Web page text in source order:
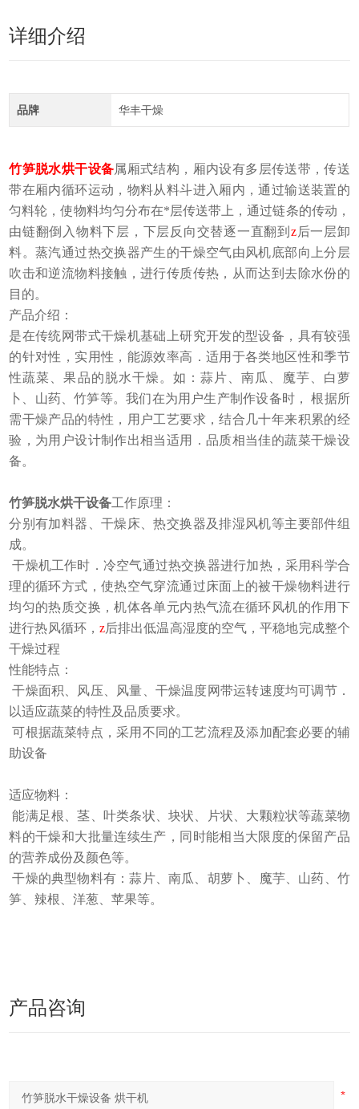
详细介绍
品牌 华丰干燥
竹笋脱水烘干设备属厢式结构，厢内设有多层传送带，传送
带在厢内循环运动，物料从料斗进入厢内，通过输送装置的
匀料轮，使物料均匀分布在*层传送带上，通过链条的传动，
由链翻倒入物料下层，下层反向交替逐一直翻到 z后一层卸
料。蒸汽通过热交换器产生的干燥空气由风机底部向上分层
吹击和逆流物料接触，进行传质传热，从而达到去除水份的
目的。
产品介绍：
是在传统网带式干燥机基础上研究开发的型设备，具有较强
的针对性，实用性，能源效率高．适用于各类地区性和季节
性蔬菜、果品的脱水干燥。如：蒜片、南瓜、魔芋、白萝
卜、山药、竹笋等。我们在为用户生产制作设备时， 根据所
需干燥产品的特性，用户工艺要求，结合几十年来积累的经
验，为用户设计制作出相当适用．品质相当佳的蔬菜干燥设
备。
竹笋脱水烘干设备工作原理：
分别有加料器、干燥床、热交换器及排湿风机等主要部件组
成。
干燥机工作时．冷空气通过热交换器进行加热，采用科学合
理的循环方式，使热空气穿流通过床面上的被干燥物料进行
均匀的热质交换，机体各单元内热气流在循环风机的作用下
进行热风循环， z后排出低温高湿度的空气，平稳地完成整个
干燥过程
性能特点：
干燥面积、风压、风量、干燥温度网带运转速度均可调节．
以适应蔬菜的特性及品质要求。
可根据蔬菜特点，采用不同的工艺流程及添加配套必要的辅
助设备
适应物料：
能满足根、茎、叶类条状、块状、片状、大颗粒状等蔬菜物
料的干燥和大批量连续生产，同时能相当大限度的保留产品
的营养成份及颜色等。
干燥的典型物料有：蒜片、南瓜、胡萝卜、魔芋、山药、竹
笋、辣根、洋葱、苹果等。
产品咨询